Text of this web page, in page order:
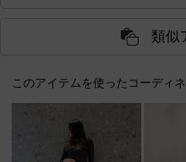
類似
このアイテムを使ったコーディ